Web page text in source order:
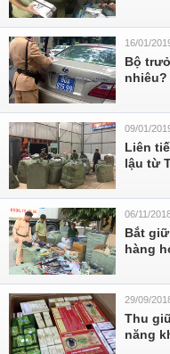
16/01/
Bộ
nhiêu?
09/01/
Liên
lậu từ
06/11/
Bắt
hàng
29/09/
Thu
năng